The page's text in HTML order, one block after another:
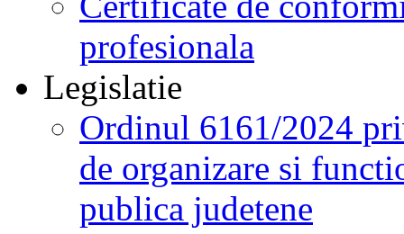
profesionala
Legislatie
Ordinul 6161/2024
de organizare si
publica judetene